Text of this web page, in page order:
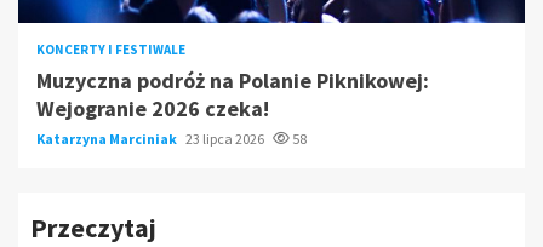
KONCERTY I FESTIWALE
Muzyczna podróż na Polanie Piknikowej:
Wejogranie 2026 czeka!
Katarzyna Marciniak 23 lipca 2026 58
Przeczytaj